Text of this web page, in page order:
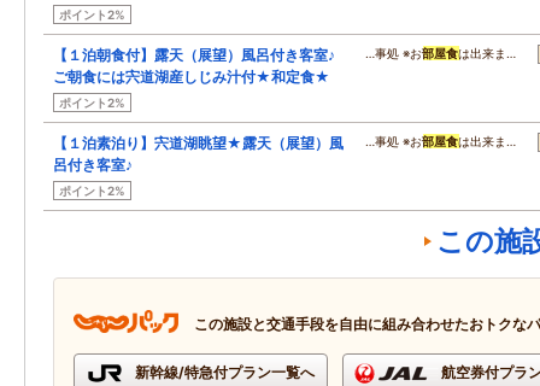
ポイント2%
【１泊朝食付】露天（展望）風呂付き客室♪
ご朝食には宍道湖産しじみ汁付★和定食★
ポイント2%
…事処 ※お部屋食は出来ま…
【１泊素泊り】宍道湖眺望★露天（展望）風
呂付き客室♪
ポイント2%
…事処 ※お部屋食は出来ま…
この施
この施設と交通手段を自由に組み合わせたおトクな
新幹線/特急付プラン一覧へ 航空券付プラ